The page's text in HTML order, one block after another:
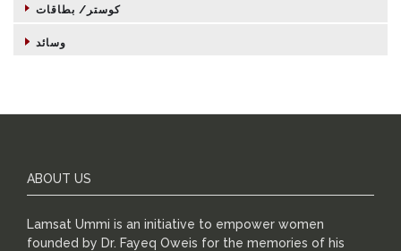
كوستر/ بطاقات
وسائد
ABOUT US
Lamsat Ummi is an initiative to empower women
founded by Dr. Fayeq Oweis for the memories of his